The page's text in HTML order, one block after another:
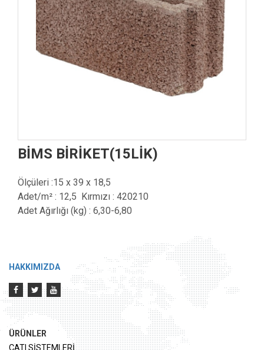
BİMS BİRİKET(15LİK)
Ölçüleri :15 x 39 x 18,5
Adet/m² : 12,5 Kırmızı : 420210
Adet Ağırlığı (kg) : 6,30-6,80
HAKKIMIZDA
ÜRÜNLER
ÇATI SİSTEMLERİ